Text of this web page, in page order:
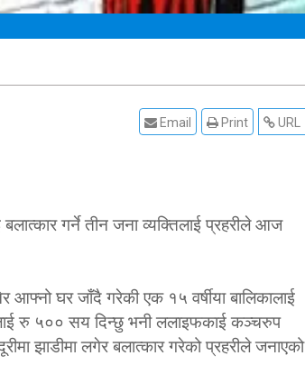
URL
Print
Email
गर्ने तीन जना व्यक्तिलाई प्रहरीले आज
घर जाँदै गरेकी एक १५ वर्षीया बालिकालाई
रु ५०० सय दिन्छु भनी ललाइफकाई कञ्चरुप
झाडीमा लगेर बलात्कार गरेको प्रहरीले जनाएको